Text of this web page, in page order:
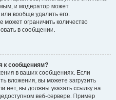
и модератор может
вообще удалить его.
ограничить количество
в сообщении.
к сообщениям?
в ваших сообщениях. Если
вложения, вы можете загрузить
нет, вы должны указать ссылку на
веб-сервере. Пример